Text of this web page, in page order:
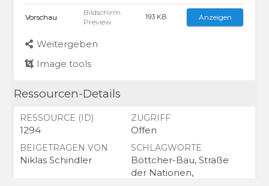
Vorschau
Bildschirm
Preview
193 KB Anzeigen
Weitergeben
Image tools
Ressourcen-Details
RESSOURCE (ID)
1294
ZUGRIFF
Offen
BEIGETRAGEN VON
Niklas Schindler
SCHLAGWORTE
Böttcher-Bau, Straße
der Nationen,